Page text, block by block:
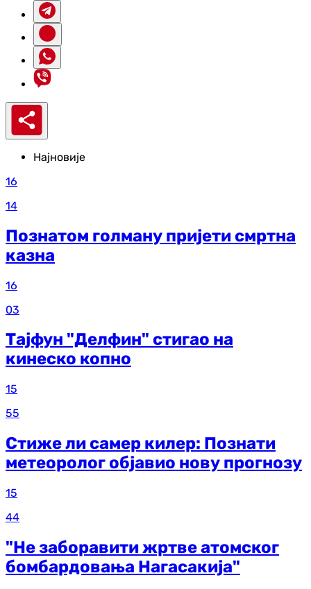
Најновије
16
14
Познатом голману пријети смртна
казна
16
03
Тајфун "Делфин" стигао на
кинеско копно
15
55
Стиже ли самер килер: Познати
метеоролог објавио нову прогнозу
15
44
"Не заборавити жртве атомског
бомбардовања Нагасакија"